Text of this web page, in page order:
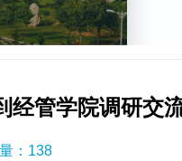
管学院调研交
： 138